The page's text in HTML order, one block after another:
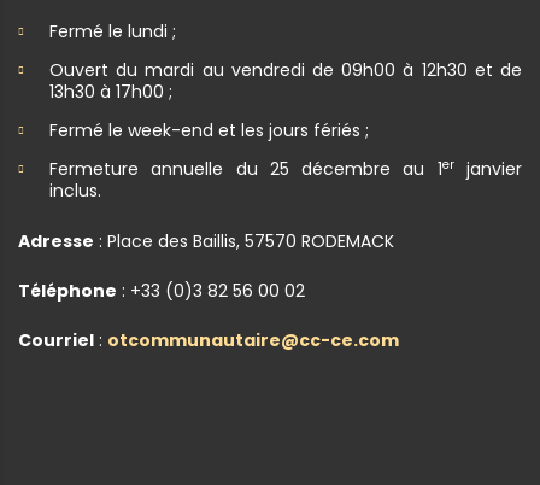
Fermé le lundi ;
Ouvert du mardi au vendredi de 09h00 à 12h30 et de
13h30 à 17h00 ;
Fermé le week-end et les jours fériés ;
Fermeture annuelle du 25 décembre au 1erjanvier
inclus.
Adresse : Place des Baillis, 57570 RODEMACK
Téléphone : +33 (0)3 82 56 00 02
Courriel : otcommunautaire@cc-ce.com